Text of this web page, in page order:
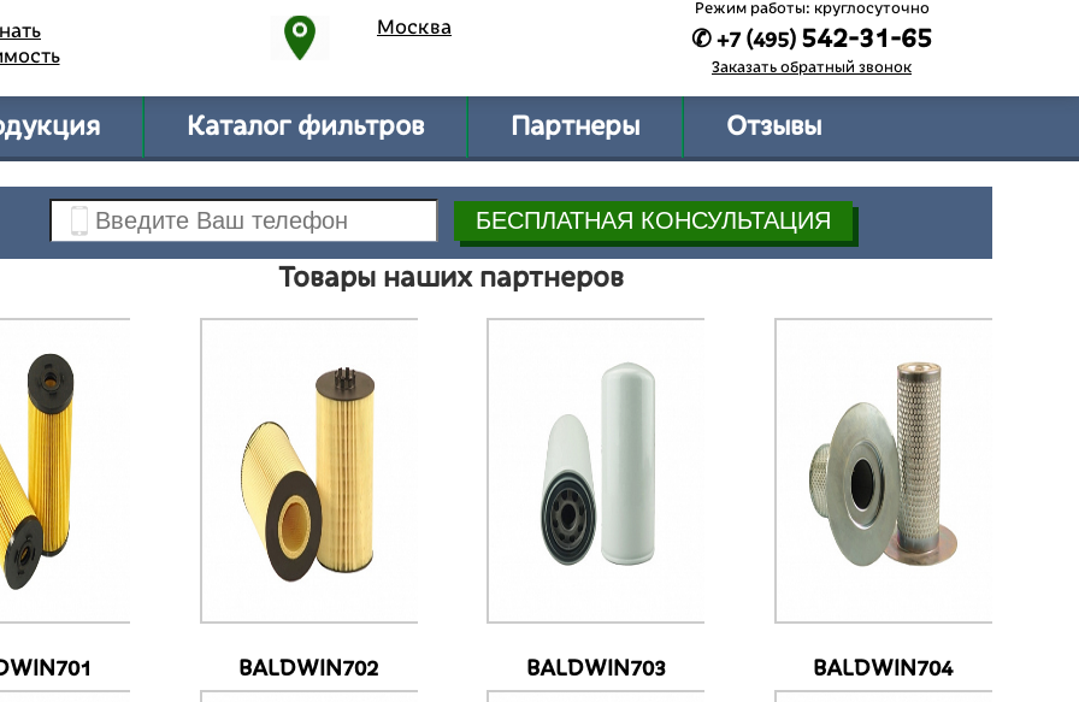
Москва
Режим работы: круглосуточно
✆ +7 (495) 542-31-65
Заказать обратный звонок
Каталог фильтров Партнеры Отзывы
Товары наших партнеров
BALDWIN702 BALDWIN703 BALDWIN704